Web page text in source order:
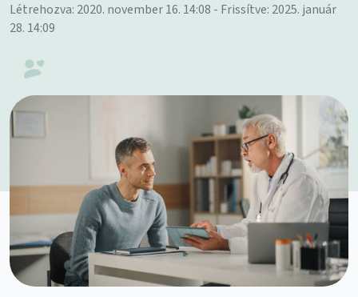
Létrehozva: 2020. november 16. 14:08 - Frissítve: 2025. január
28. 14:09